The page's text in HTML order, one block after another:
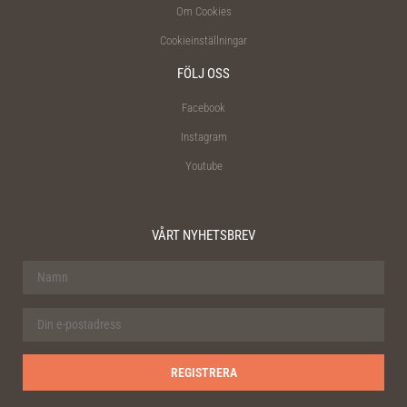
Om Cookies
Cookieinställningar
FÖLJ OSS
Facebook
Instagram
Youtube
VÅRT NYHETSBREV